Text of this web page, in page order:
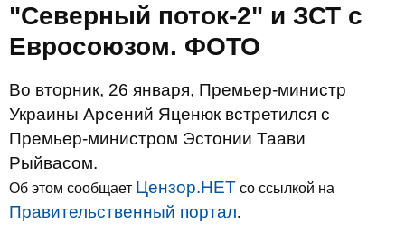
"Северный поток-2" и ЗСТ с
Евросоюзом. ФОТО
Во вторник, 26 января, Премьер-министр
Украины Арсений Яценюк встретился с
Премьер-министром Эстонии Таави
Рыйвасом.
Об этом сообщает Цензор.НЕТ со ссылкой на
Правительственный портал.